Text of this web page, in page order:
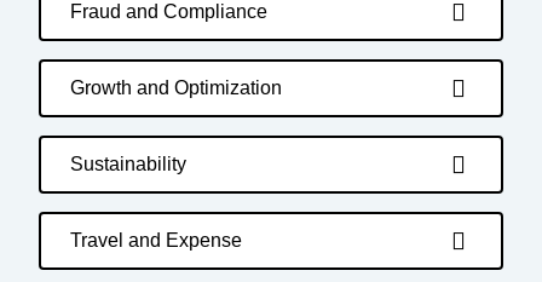
Fraud and Compliance
Growth and Optimization
Sustainability
Travel and Expense